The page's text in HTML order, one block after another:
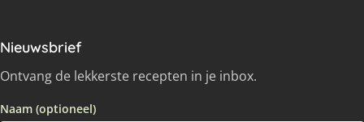
Nieuwsbrief
Ontvang de lekkerste recepten in je inbox.
Naam (optioneel)